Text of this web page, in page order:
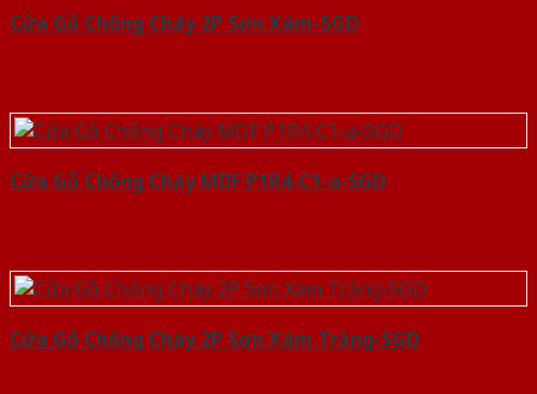
Cửa Gỗ Chống Cháy 2P Sơn Xám-SGD
Cửa Gỗ Chống Cháy MDF P1R4-C1-a-SGD
Cửa Gỗ Chống Cháy 2P Sơn Xám Trắng-SGD